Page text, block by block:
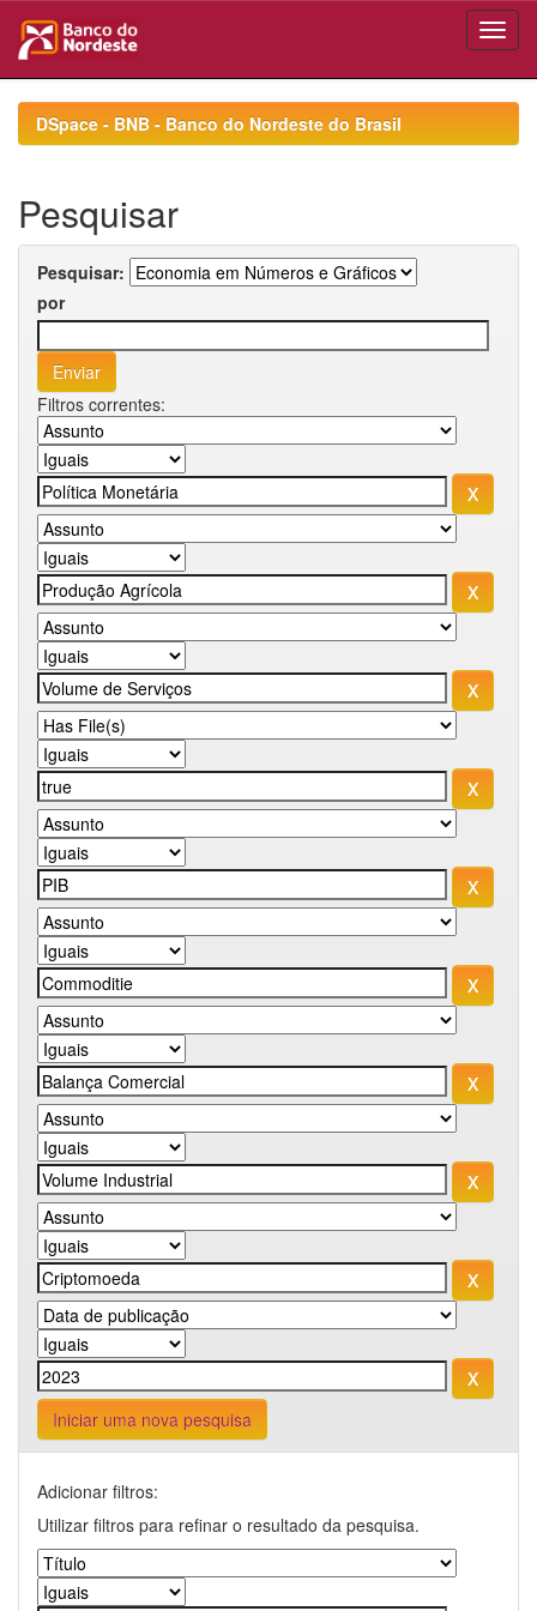
navigationDSpace - BNB - Banco do Nordeste do Brasil
Pesquisar
Pesquisar:
por
Filtros correntes:
Iniciar uma nova pesquisa
Adicionar filtros:
Utilizar filtros para refinar o resultado da pesquisa.